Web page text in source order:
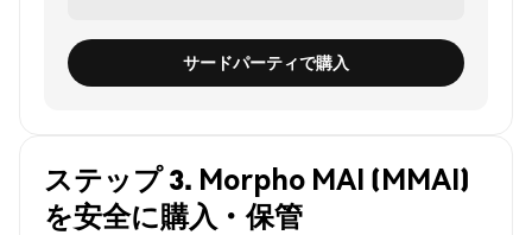
サードパーティで購入
ステップ 3. Morpho MAI (MMAI)
を安全に購入・保管